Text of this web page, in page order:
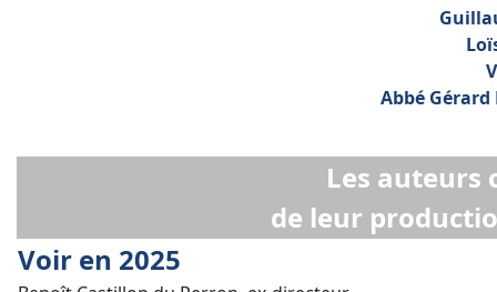
Abbé Gérard
Les auteurs
de leur
Voir en 2025